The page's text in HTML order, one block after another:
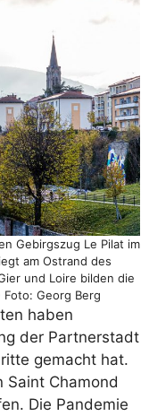
Gebirgszug Le Pilat im
am Ostrand des
und Loire bilden die
Georg Berg
haben
der Partnerstadt
gemacht hat.
Saint Chamond
Die Pandemie